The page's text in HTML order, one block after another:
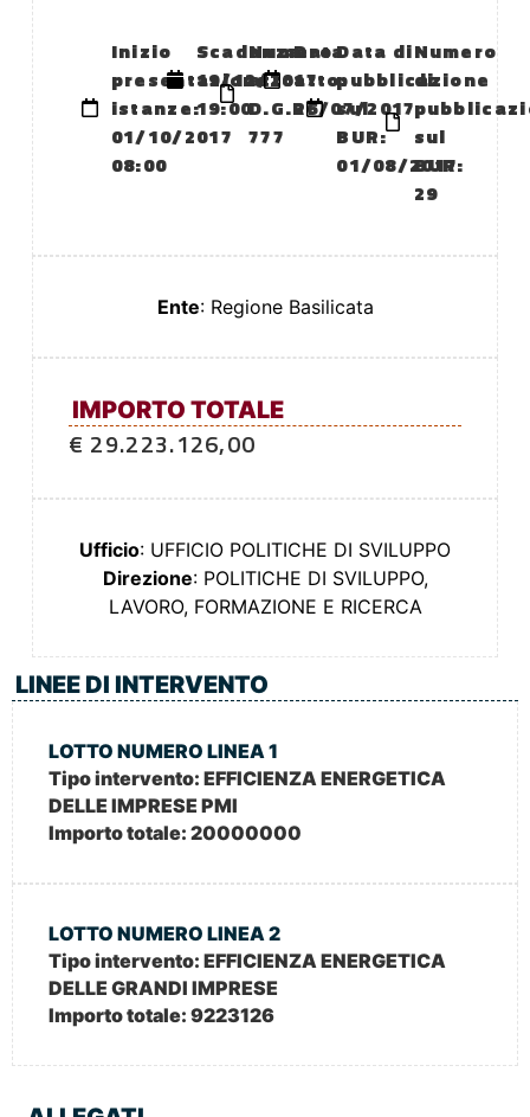
Inizio
presentazione
istanze:
01/10/2017
08:00
Scadenza:
19/12/2017
19:00
Numero
atto:
D.G.R.
777
Data
atto:
26/07/2017
Data di
pubblicazione
sul
BUR:
01/08/2017
Numero
di
sul
BUR:
29
Ente: Regione Basilicata
IMPORTO TOTALE
€ 29.223.126,00
Ufficio: UFFICIO POLITICHE DI SVILUPPO
Direzione: POLITICHE DI SVILUPPO,
LAVORO, FORMAZIONE E RICERCA
LINEE DI INTERVENTO
LOTTO NUMERO LINEA 1
Tipo intervento: EFFICIENZA ENERGETICA
DELLE IMPRESE PMI
Importo totale: 20000000
LOTTO NUMERO LINEA 2
Tipo intervento: EFFICIENZA ENERGETICA
DELLE GRANDI IMPRESE
Importo totale: 9223126